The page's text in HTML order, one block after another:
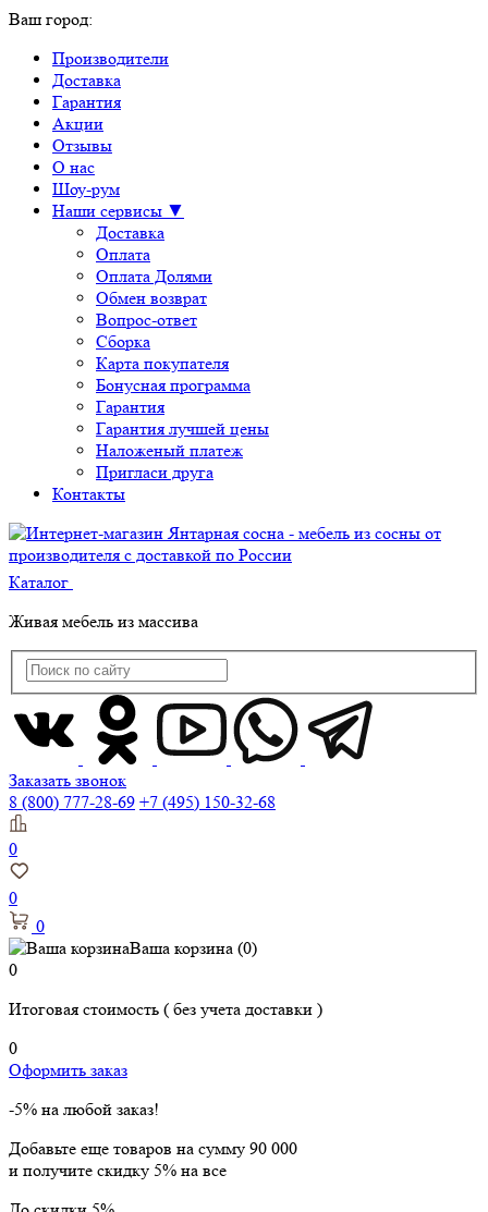
Ваш город:
Производители
Доставка
Гарантия
Акции
Отзывы
О нас
Шоу-рум
Наши сервисы ▼
Доставка
Оплата
Оплата Долями
Обмен возврат
Вопрос-ответ
Сборка
Карта покупателя
Бонусная программа
Гарантия
Гарантия лучшей цены
Наложеный платеж
Пригласи друга
Контакты
Каталог
Живая мебель из массива
Заказать звонок
8 (800) 777-28-69 +7 (495) 150-32-68
0
0
0
Ваша корзина (0)
0
Итоговая стоимость ( без учета доставки )
0
Оформить заказ
-5% на любой заказ!
Добавьте еще товаров на сумму 90 000
и получите скидку 5% на все